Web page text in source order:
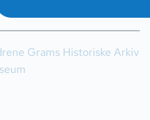
Grams Historiske Arkiv